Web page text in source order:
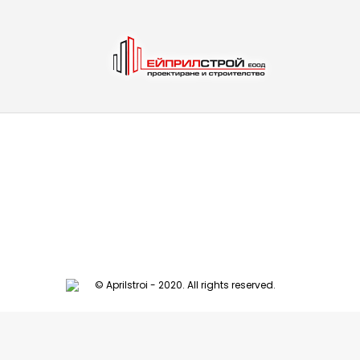
© Aprilstroi - 2020. All rights reserved.